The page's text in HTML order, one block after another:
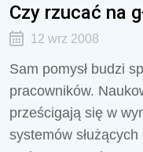
Czy rzucać na
12 wrz 2008
Sam pomysł budzi
pracowników.
prześcigają się w
systemów